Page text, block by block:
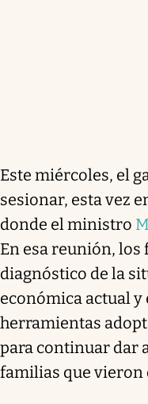
Este miércoles, el
sesionar, esta vez
donde el ministro
En esa reunión,
diagnóstico de la
económica actual y
herramientas
para continuar dar
familias que vieron